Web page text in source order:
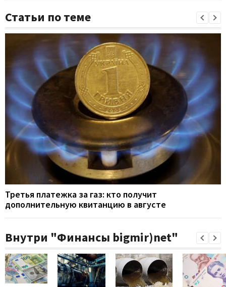
Статьи по теме
Третья платежка за газ: кто получит
дополнительную квитанцию в августе
Внутри "Финансы bigmir)net"